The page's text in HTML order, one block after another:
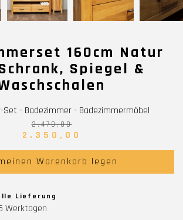
160cm Natur
Spiegel &
Set - Badezimmer - Badezimmermöbel
2.470,00
2.350,00
Warenkorb legen
Lieferung
Werktagen